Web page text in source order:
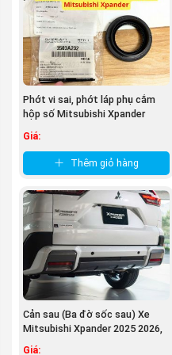
(Công tắc lên xuống
nguồn
Một số lưu ý khi chọn
tổng xe Mitsubishi
Tem nhãn: Theo
Bao bì: sản phẩm
chuẩn của Mitsubishi
Đường nét sản
nhựa thừa, không
Phớt vi sai, phớt láp phụ cắm
hộp số Mitsubishi Xpander
Giá:
Thêm giỏ hàng
Cản sau (Ba đờ sốc sau) Xe
Mitsubishi Xpander 2025 2026,
Giá: